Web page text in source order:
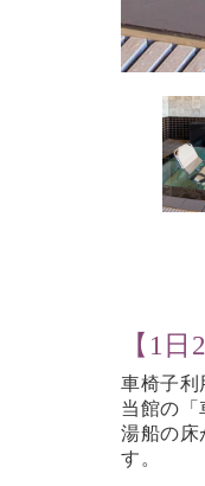
【1
車椅子利
当館の「
湯船の床
す。